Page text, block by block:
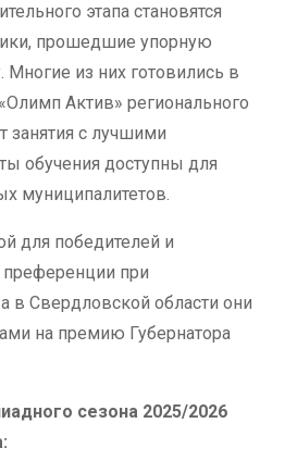
этапа становятся
прошедшие упорную
из них готовились в
Актив» регионального
занятия с лучшими
обучения доступны для
муниципалитетов.
для победителей и
преференции при
в Свердловской области они
на премию Губернатора
сезона 2025/2026